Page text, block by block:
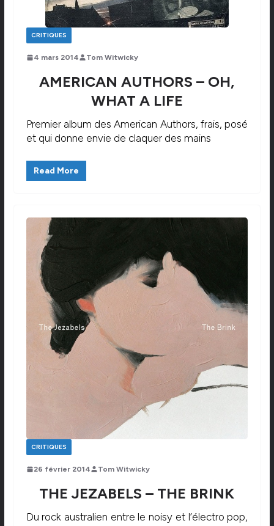
CRITIQUES
4 mars 2014 Tom Witwicky
AMERICAN AUTHORS – OH,
WHAT A LIFE
Premier album des American Authors, frais, posé
et qui donne envie de claquer des mains
Read More
CRITIQUES
26 février 2014 Tom Witwicky
THE JEZABELS – THE BRINK
Du rock australien entre le noisy et l’électro pop,